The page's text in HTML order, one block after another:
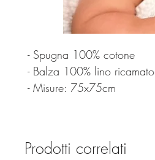
- Spugna 100% cotone
- Balza 100% lino ricamato
- Misure: 75x75cm
Prodotti correlati